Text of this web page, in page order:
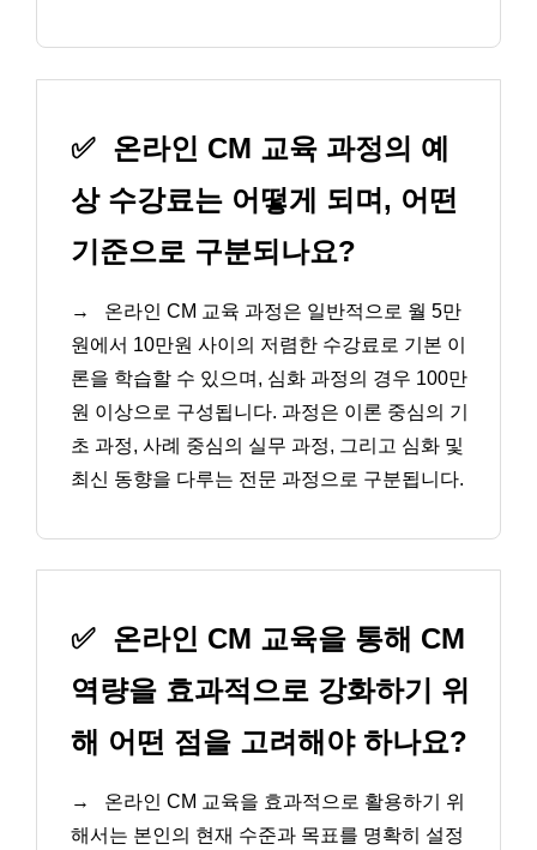
✅ 온라인 CM 교육 과정의 예
상 수강료는 어떻게 되며, 어떤
기준으로 구분되나요?
→
온라인 CM 교육 과정은 일반적으로 월 5만
원에서 10만원 사이의 저렴한 수강료로 기본 이
론을 학습할 수 있으며, 심화 과정의 경우 100만
원 이상으로 구성됩니다. 과정은 이론 중심의 기
초 과정, 사례 중심의 실무 과정, 그리고 심화 및
최신 동향을 다루는 전문 과정으로 구분됩니다.
✅ 온라인 CM 교육을 통해 CM
역량을 효과적으로 강화하기 위
해 어떤 점을 고려해야 하나요?
→
온라인 CM 교육을 효과적으로 활용하기 위
해서는 본인의 현재 수준과 목표를 명확히 설정